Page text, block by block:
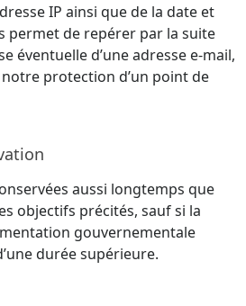
IP ainsi que de la date et
permet de repérer par la suite
éventuelle d’une adresse e-mail,
protection d’un point de
aussi longtemps que
objectifs précités, sauf si la
gouvernementale
durée supérieure.